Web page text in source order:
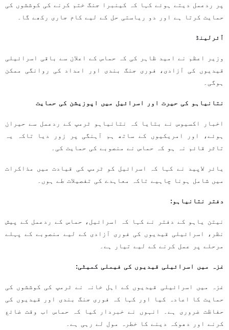
پر ردعمل دیتے ہوئے کہا کہ کینبرا جنگ ختم کرنے کی کوششوں کی
حمایت کرتا ہے اور دو ریاستی حل کے لیے کام جاری رکھے گا۔
آئرلینڈ
وزیر اعظم نے امید ظاہر کی کہ حماس کے اعلان سے باقی اسرائیلی
قیدیوں کی آزادی، فوری جنگ بندی اور امداد کی روانگی ممکن
ہوگی۔
نتانیاہو کی حیرت اور اسرائیل میں اپوزیشن کی حمایت
اخبار اکسیوس نے بتایا کہ نتانیاہو ٹرمپ کے ردعمل سے حیران
ہوئے، اور امریکیوں کے ساتھ ہم آہنگی پر زور دیا تاکہ یہ
تاثر قائم نہ ہو کہ حماس نے منصوبے کی حمایت کی۔
یائر لاپید نے کہا کہ اسرائیل کو ٹرمپ کی قیادت میں مذاکرات
میں شامل ہونا چاہیے تاکہ معاہدے کی تفصیلات طے ہوں۔
دفتر نتانیاہو:
نیتن یاہو کے دفتر نے کہا کہ اسرائیل، حماس کے ردعمل کے پیش
نظر، اسرائیلی قیدیوں کی فوری آزادی کے لیے منصوبے کے پہلے
مرحلے پر عمل کرنے کے لیے تیار ہے۔
غزہ میں اسرائیلی قیدیوں کی فیملی کمیٹی:
غزہ میں اسرائیلی قیدیوں کے اہل خانہ نے ٹرمپ کی کوششوں کی
حمایت کا اعادہ کیا اور کہا کہ فوری جنگ بندی اور قیدیوں کی
حفاظت ضروری ہے۔ انہوں نے خبردار کیا کہ حماس اب وقت ضائع
کرنے اور دھوکہ دینے کا خطرہ مول لے رہی ہے۔